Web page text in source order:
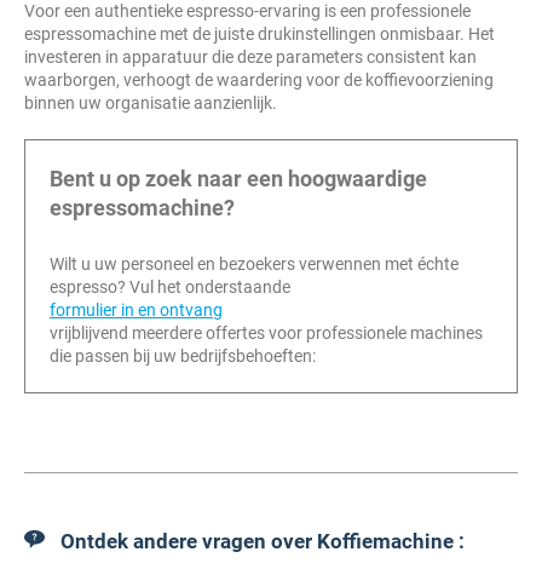
Voor een authentieke espresso-ervaring is een professionele
espressomachine met de juiste drukinstellingen onmisbaar. Het
investeren in apparatuur die deze parameters consistent kan
waarborgen, verhoogt de waardering voor de koffievoorziening
binnen uw organisatie aanzienlijk.
Bent u op zoek naar een hoogwaardige
espressomachine?
Wilt u uw personeel en bezoekers verwennen met échte
espresso? Vul het onderstaande
formulier in en ontvang
vrijblijvend meerdere offertes voor professionele machines
die passen bij uw bedrijfsbehoeften:
Ontdek andere vragen over Koffiemachine :